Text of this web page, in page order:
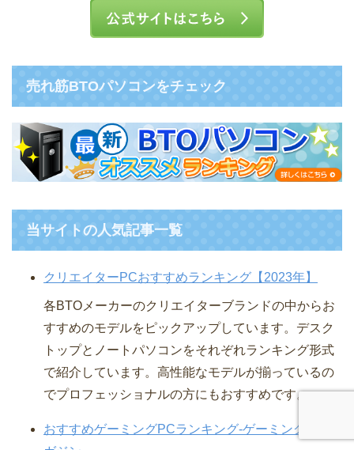
売れ筋BTOパソコンをチェック
当サイトの人気記事一覧
クリエイターPCおすすめランキング【2023年】
各BTOメーカーのクリエイターブランドの中からお
すすめのモデルをピックアップしています。デスク
トップとノートパソコンをそれぞれランキング形式
で紹介しています。高性能なモデルが揃っているの
でプロフェッショナルの方にもおすすめです。
おすすめゲーミングPCランキング-ゲーミングPCマ